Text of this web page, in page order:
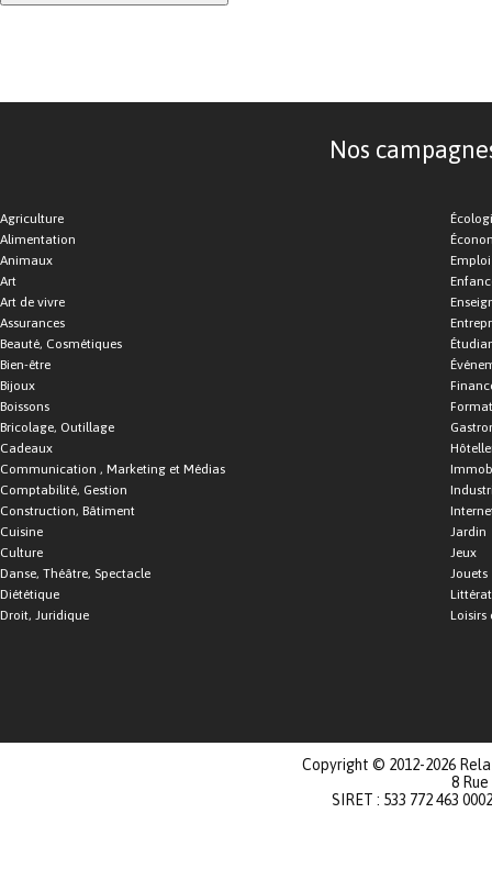
Nos
Agriculture
Alimentation
Animaux
Art
Art de vivre
Assurances
Beauté, Cosmétiques
Bien-être
Bijoux
Boissons
Bricolage, Outillage
Cadeaux
Communication , Marketing et Médias
Comptabilité, Gestion
Construction, Bâtiment
Cuisine
Culture
Danse, Théâtre, Spectacle
Diététique
Droit, Juridique
Emploi
Jardin
Jeux
Jouets
Loisirs
Copyright © 2012-2026
8
SIRET : 533 772 463